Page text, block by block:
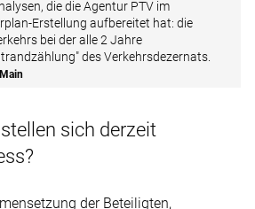
die die Agentur PTV im
Erstellung aufbereitet hat: die
bei der alle 2 Jahre
des Verkehrsdezernats.
sich derzeit
der Beteiligten,